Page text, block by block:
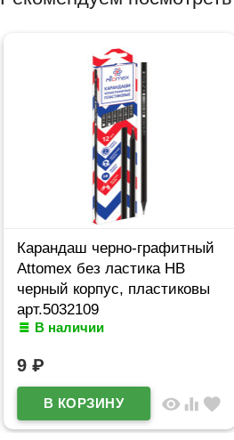
Карандаш черно-графитный
Attomex без ластика НВ
черный корпус, пластиковы
арт.5032109
В наличии
9 ₽
visibility equalizer favorite